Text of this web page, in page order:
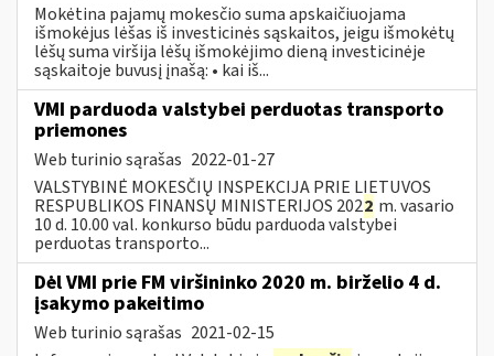
Mokėtina pajamų mokesčio suma apskaičiuojama
išmokėjus lėšas iš investicinės sąskaitos, jeigu išmokėtų
lėšų suma viršija lėšų išmokėjimo dieną investicinėje
sąskaitoje buvusį įnašą: • kai iš...
VMI parduoda valstybei perduotas transporto
priemones
Web turinio sąrašas 2022-01-27
VALSTYBINĖ MOKESČIŲ INSPEKCIJA PRIE LIETUVOS
RESPUBLIKOS FINANSŲ MINISTERIJOS 2022 m. vasario
10 d. 10.00 val. konkurso būdu parduoda valstybei
perduotas transporto...
Dėl VMI prie FM viršininko 2020 m. birželio 4 d.
įsakymo pakeitimo
Web turinio sąrašas 2021-02-15